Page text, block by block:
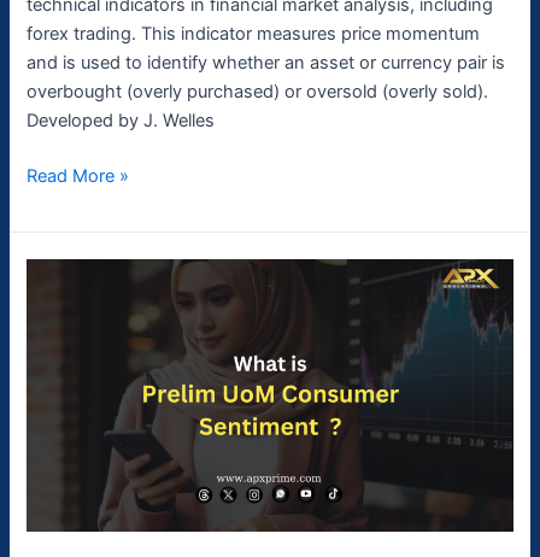
technical indicators in financial market analysis, including
forex trading. This indicator measures price momentum
and is used to identify whether an asset or currency pair is
overbought (overly purchased) or oversold (overly sold).
Developed by J. Welles
Read More »